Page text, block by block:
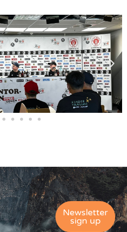
Newsletter
sign up